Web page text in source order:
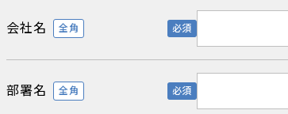
会社名 必須
全角
部署名 必須
全角